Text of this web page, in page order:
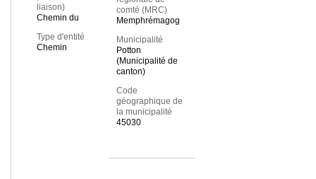
liaison)
Chemin du
Type d'entité
Chemin
comté (MRC)
Memphrémagog
Municipalité
Potton
(Municipalité de
canton)
Code
géographique de
la municipalité
45030